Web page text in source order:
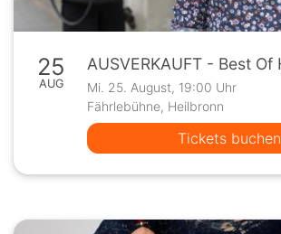
25
AUG
Mi. 25. August, 19:00 Uhr
Fährlebühne, Heilbronn
Tickets buchen